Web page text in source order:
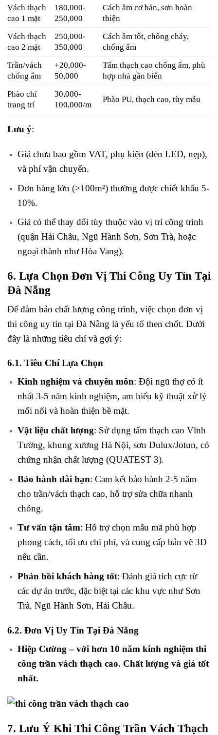
Vách thạch
cao 1 mặt
180,000-
250,000
Cách âm cơ bản, sơn hoàn
thiện
Vách thạch
cao 2 mặt
250,000-
350,000
Cách âm tốt, chống cháy,
chống ẩm
Trần/vách
chống ẩm
+20,000-
50,000
Tấm thạch cao chống ẩm, phù
hợp nhà gần biển
Phào chỉ
trang trí
30,000-
100,000/m
Phào PU, thạch cao, tùy mẫu
Lưu ý:
Giá chưa bao gồm VAT, phụ kiện (đèn LED, nẹp),
và phí vận chuyển.
Đơn hàng lớn (>100m²) thường được chiết khấu 5-
10%.
Giá có thể thay đổi tùy thuộc vào vị trí công trình
(quận Hải Châu, Ngũ Hành Sơn, Sơn Trà, hoặc
ngoại thành như Hòa Vang).
6. Lựa Chọn Đơn Vị Thi Công Uy Tín Tại
Đà Nẵng
Để đảm bảo chất lượng công trình, việc chọn đơn vị
thi công uy tín tại Đà Nẵng là yếu tố then chốt. Dưới
đây là những tiêu chí và gợi ý:
6.1. Tiêu Chí Lựa Chọn
Kinh nghiệm và chuyên môn: Đội ngũ thợ có ít
nhất 3-5 năm kinh nghiệm, am hiểu kỹ thuật xử lý
mối nối và hoàn thiện bề mặt.
Vật liệu chất lượng: Sử dụng tấm thạch cao Vĩnh
Tường, khung xương Hà Nội, sơn Dulux/Jotun, có
chứng nhận chất lượng (QUATEST 3).
Bảo hành dài hạn: Cam kết bảo hành 2-5 năm
cho trần/vách thạch cao, hỗ trợ sửa chữa nhanh
chóng.
Tư vấn tận tâm: Hỗ trợ chọn mẫu mã phù hợp
phong cách, tối ưu chi phí, và cung cấp bản vẽ 3D
nếu cần.
Phản hồi khách hàng tốt: Đánh giá tích cực từ
các dự án trước, đặc biệt tại các khu vực như Sơn
Trà, Ngũ Hành Sơn, Hải Châu.
6.2. Đơn Vị Uy Tín Tại Đà Nẵng
Hiệp Cường – với hơn 10 năm kinh nghiệm thi
công trần vách thạch cao. Chất lượng và giá tốt
nhất.
7. Lưu Ý Khi Thi Công Trần Vách Thạch